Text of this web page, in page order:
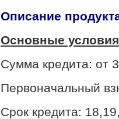
Описание
Основные
Сумма кредита: от
Первоначальный
Срок кредита: